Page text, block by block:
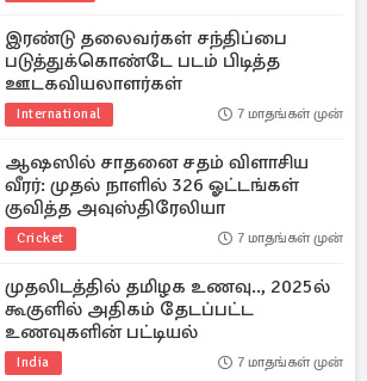
இரண்டு தலைவர்கள் சந்திப்பை
படுத்துக்கொண்டே படம் பிடித்த
ஊடகவியலாளர்கள்
International 7 மாதங்கள் முன்
ஆஷஸில் சாதனை சதம் விளாசிய
வீரர்: முதல் நாளில் 326 ஓட்டங்கள்
குவித்த அவுஸ்திரேலியா
Cricket 7 மாதங்கள் முன்
முதலிடத்தில் தமிழக உணவு.., 2025ல்
கூகுளில் அதிகம் தேடப்பட்ட
உணவுகளின் பட்டியல்
India 7 மாதங்கள் முன்